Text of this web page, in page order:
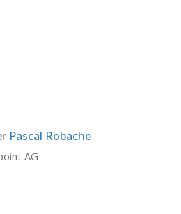
Pascal Robache
AG